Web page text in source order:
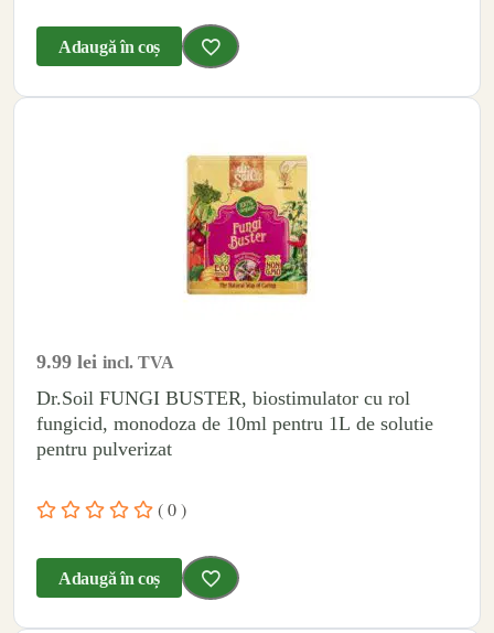
Adaugă în coș
9.99 lei incl. TVA
Dr.Soil FUNGI BUSTER, biostimulator cu rol
fungicid, monodoza de 10ml pentru 1L de solutie
pentru pulverizat
( 0 )
Adaugă în coș